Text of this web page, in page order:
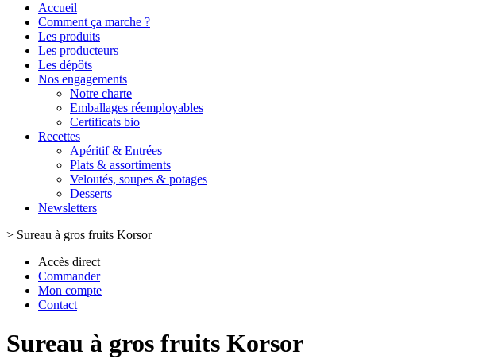
Accueil
Comment ça marche ?
Les produits
Les producteurs
Les dépôts
Nos engagements
Notre charte
Emballages réemployables
Certificats bio
Recettes
Apéritif & Entrées
Plats & assortiments
Veloutés, soupes & potages
Desserts
Newsletters
> Sureau à gros fruits Korsor
Accès direct
Commander
Mon compte
Contact
Sureau à gros fruits Korsor